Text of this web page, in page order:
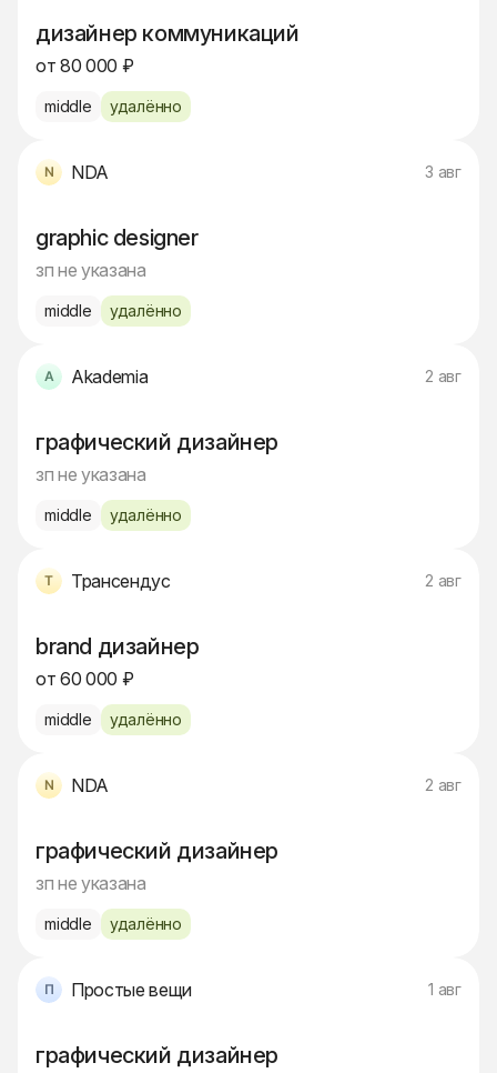
дизайнер коммуникаций
от 80 000 ₽
middle удалённо
NDA 3 авг
graphic designer
зп не указана
middle удалённо
Akademia 2 авг
графический дизайнер
зп не указана
middle удалённо
Трансендус 2 авг
brand дизайнер
от 60 000 ₽
middle удалённо
NDA 2 авг
графический дизайнер
зп не указана
middle удалённо
Простые вещи 1 авг
графический дизайнер